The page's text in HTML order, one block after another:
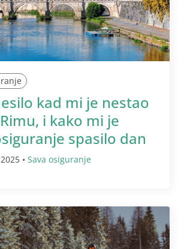
kad mi je nestao
i kako mi je
spasilo dan
• Sava osiguranje